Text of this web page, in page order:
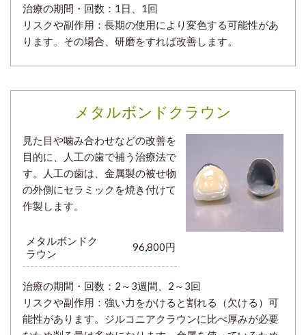
治療の期間・回数：1日、 1回
リスクや副作用：長期の使用により変色する可能性があ
ります。その場合、研磨をすれば改善します。
メタルボンドクラウン
見た目や噛み合わせなどの改善を
目的に、人工の歯で補う治療法で
す。人工の歯は、金属製の被せ物
の外側にセラミックを焼き付けて
作製します。
メタルボンドク
ラウン
96,800円
治療の期間・回数： 2～3週間、2～3回
リスクや副作用：強い力をかけると割れる（欠ける）可
能性があります。ジルコニアクラウンに比べ厚みが必要